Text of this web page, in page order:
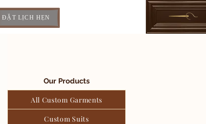
ĐẶT LỊCH HẸN
Our Products
All Custom Garments
Custom Suits